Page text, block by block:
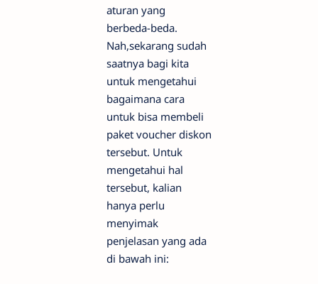
aturan yang
berbeda-beda.
Nah,sekarang sudah
saatnya bagi kita
untuk mengetahui
bagaimana cara
untuk bisa membeli
paket voucher diskon
tersebut. Untuk
mengetahui hal
tersebut, kalian
hanya perlu
menyimak
penjelasan yang ada
di bawah ini: